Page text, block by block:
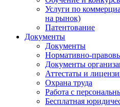
Услуги по
на рынок)
Патентование
Документы
Документы
Нормативно-
Документы
Аттестаты и
Охрана труда
Работа с
Бесплатная